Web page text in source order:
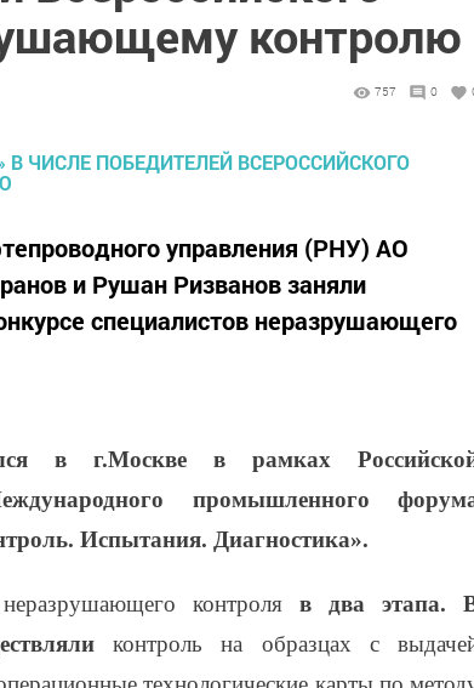
контролю
757 0
управления (РНУ) АО
и Рушан Ризванов заняли
специалистов неразрушающего
в г.Москве в рамках
промышленного
Испытания. Диагностика».
контроляв два этапа.
контроль на образцах с